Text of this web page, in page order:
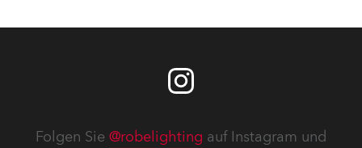
Folgen Sie @robelighting auf Instagram und